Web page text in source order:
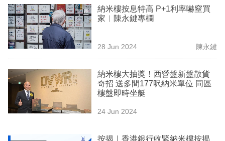
區
納米樓按息特高 P+1利率嚇窒買
家︳陳永鍵專欄
28 Jun 2024 陳永鍵
納米樓大抽獎！西營盤新盤散貨
奇招 送多間177呎納米單位 同區
樓盤即時坐艇
24 Jun 2024
按揭｜香港銀行收緊納米樓按揭